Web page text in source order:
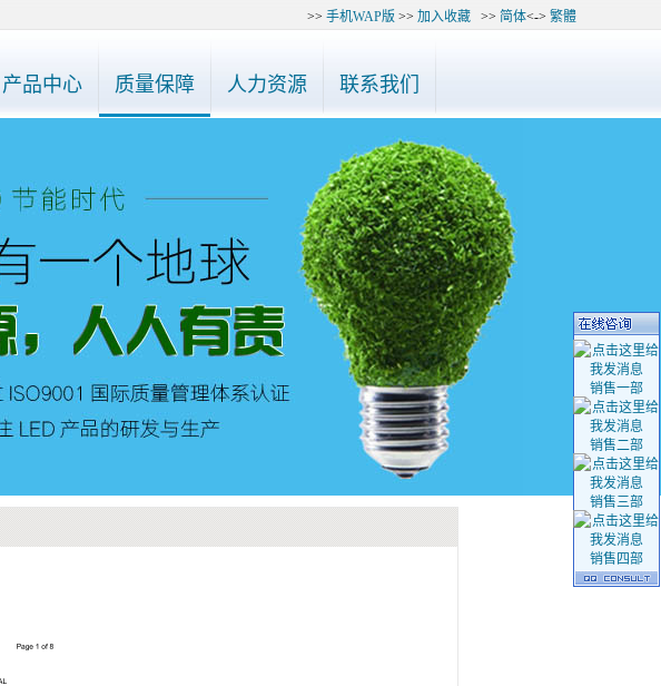
要了解产品详情，请直接电话0755-27748975、27748985、27748995咨询，谢谢！◆ 公告：最近有“深圳
>> 手机WAP版 >> 加入收藏>> 简体<-> 繁體
产品中心 质量保障 人力资源 联系我们
销售一部
销售二部
销售三部
销售四部